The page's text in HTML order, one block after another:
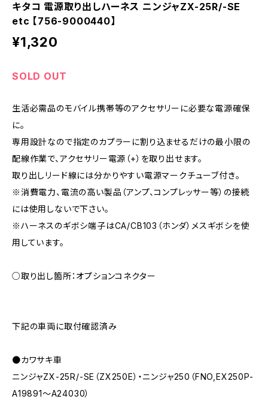
キタコ 電源取り出しハーネス ニンジャZX-25R/-SE
etc 【756-9000440】
¥1,320
SOLD OUT
生活必需品のモバイル携帯等のアクセサリーに必要な電源確保
に。
専用設計なので指定のカプラーに割り込ませるだけの最小限の
配線作業で、アクセサリー電源（+）を取り出せます。
取り出しリード線には分かりやすい電源マークチューブ付き。
※消費電力、電流の高い製品（アンプ、コンプレッサー等）の接続
には使用しないで下さい。
※ハーネスのギボシ端子はCA/CB103（ホンダ）メスギボシを使
用しています。
○取り出し箇所：オプションコネクター
下記の車両に取付確認済み
●カワサキ車
ニンジャZX-25R/-SE（ZX250E）・ニンジャ250（FNO,EX250P-
A19891～A24030）